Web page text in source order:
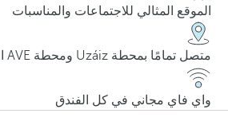
الموقع المثالي للاجتماعات والمناسبات
متصل تمامًا بمحطة Uzáiz ومحطة AVE المستقبلية
واي فاي مجاني في كل الفندق